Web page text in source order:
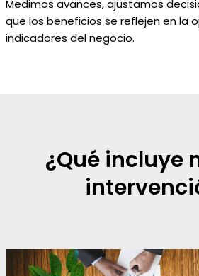
Medimos avances, ajustamos
que los beneficios se reflejen en la
indicadores del negocio.
¿Qué incluye